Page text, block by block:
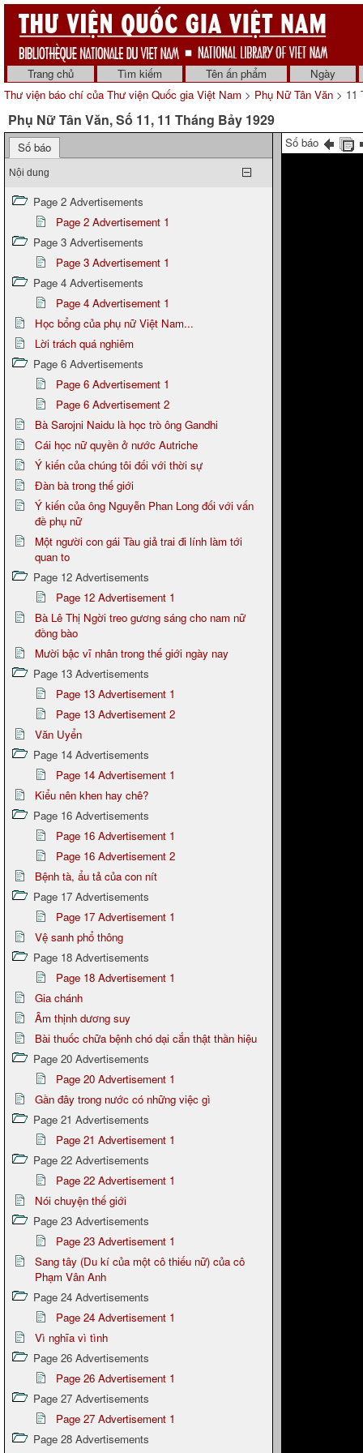
Trang chủ Tìm kiếm Tên ấn phẩm
Ngày
Thư viện báo chí của Thư viện Quốc gia Việt Nam > Phụ Nữ Tân Văn > 11
Phụ Nữ Tân Văn, Số 11, 11 Tháng Bảy 1929
Số báo
Nội dung
Page 2 Advertisements
Page 2 Advertisement 1
Page 3 Advertisements
Page 3 Advertisement 1
Page 4 Advertisements
Page 4 Advertisement 1
Học bổng của phụ nữ Việt Nam...
Lời trách quá nghiêm
Page 6 Advertisements
Page 6 Advertisement 1
Page 6 Advertisement 2
Bà Sarojni Naidu là học trò ông Gandhi
Cái học nữ quyền ở nước Autriche
Ý kiến của chúng tôi đối với thời sự
Đàn bà trong thế giới
Ý kiến của ông Nguyễn Phan Long đối với vấn
đề phụ nữ
Một người con gái Tàu giả trai đi lính làm tới
quan to
Page 12 Advertisements
Page 12 Advertisement 1
Bà Lê Thị Ngời treo gương sáng cho nam nữ
đồng bào
Mười bậc vĩ nhân trong thế giới ngày nay
Page 13 Advertisements
Page 13 Advertisement 1
Page 13 Advertisement 2
Văn Uyển
Page 14 Advertisements
Page 14 Advertisement 1
Kiểu nên khen hay chê?
Page 16 Advertisements
Page 16 Advertisement 1
Page 16 Advertisement 2
Bệnh tà, ẩu tả của con nít
Page 17 Advertisements
Page 17 Advertisement 1
Vệ sanh phổ thông
Page 18 Advertisements
Page 18 Advertisement 1
Gia chánh
Âm thịnh dương suy
Bài thuốc chữa bệnh chó dại cắn thật thần hiệu
Page 20 Advertisements
Page 20 Advertisement 1
Gần đây trong nước có những việc gì
Page 21 Advertisements
Page 21 Advertisement 1
Page 22 Advertisements
Page 22 Advertisement 1
Nói chuyện thế giới
Page 23 Advertisements
Page 23 Advertisement 1
Sang tây (Du kí của một cô thiếu nữ) của cô
Phạm Vân Anh
Page 24 Advertisements
Page 24 Advertisement 1
Vì nghĩa vì tình
Page 26 Advertisements
Page 26 Advertisement 1
Page 27 Advertisements
Page 27 Advertisement 1
Page 28 Advertisements
Số báo